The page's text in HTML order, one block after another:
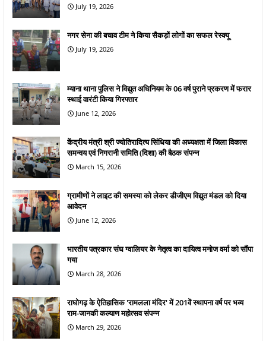
July 19, 2026
नगर सेना की बचाव टीम ने किया सैकड़ों लोगों का सफल रेस्क्यू
July 19, 2026
म्याना थाना पुलिस ने विद्युत अधिनियम के 06 वर्ष पुराने प्रकरण में फरार
स्थाई वारंटी किया गिरफ्तार
June 12, 2026
केंद्रीय मंत्री श्री ज्योतिरादित्य सिंधिया की अध्यक्षता में जिला विकास
समन्वय एवं निगरानी समिति (दिशा) की बैठक संपन्न
March 15, 2026
ग्रामीणों ने लाइट की समस्या को लेकर डीजीएम विद्युत मंडल को दिया
आवेदन
June 12, 2026
भारतीय पत्रकार संघ ग्वालियर के नेतृत्व का दायित्व मनोज वर्मा को सौंपा
गया
March 28, 2026
राघोगढ़ के ऐतिहासिक 'रामलला मंदिर' में 201वें स्थापना वर्ष पर भव्य
राम-जानकी कल्याण महोत्सव संपन्न
March 29, 2026